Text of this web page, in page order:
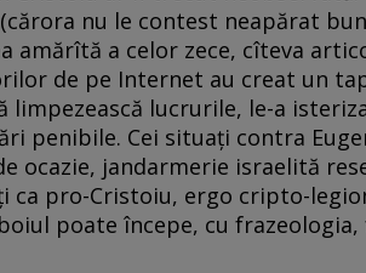
nu le contest neapărat
amărîtă a celor zece, cîteva
de pe Internet au creat un
limpezească lucrurile, le-a
penibile. Cei situaţi contra
ocazie, jandarmerie israelită
ca pro-Cristoiu, ergo cripto-
poate începe, cu